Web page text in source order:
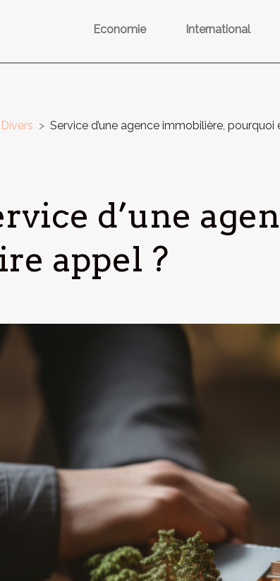
Economie International
Divers Service d’une agence immobilière, pourquoi
d’une
appel ?